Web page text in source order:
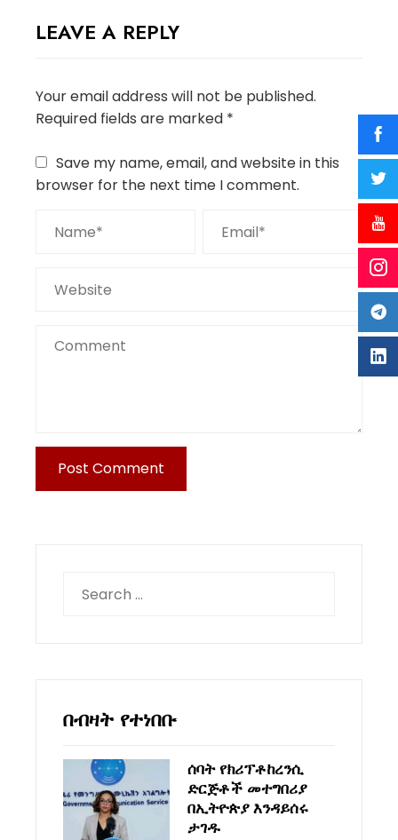
LEAVE A REPLY
Your email address will not be published.
Required fields are marked *
Save my name, email, and website in this
browser for the next time I comment.
for:
በብዛት የተነበቡ
ሰባት የክሪፕቶከረንሲ
ድርጅቶች መተግበሪያ
በኢትዮጵያ እንዳይሰሩ
ታገዱ